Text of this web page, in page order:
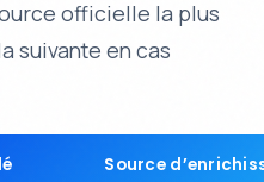
officielle la plus
suivante en cas
Source